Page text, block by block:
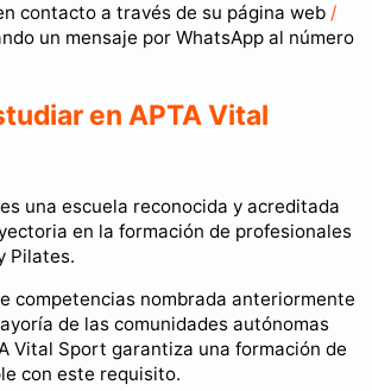
contacto a través de su página web /
un mensaje por WhatsApp al número
en APTA Vital
una escuela reconocida y acreditada
en la formación de profesionales
Pilates.
competencias nombrada anteriormente
de las comunidades autónomas
Vital Sport garantiza una formación de
con este requisito.